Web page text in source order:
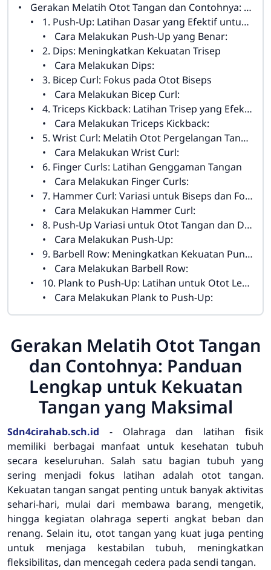
Gerakan Melatih Otot Tangan dan Contohnya: Panduan Lengkap untuk Kekuatan Tangan yang Maksimal
1. Push-Up: Latihan Dasar yang Efektif untuk Otot Tangan
Cara Melakukan Push-Up yang Benar:
2. Dips: Meningkatkan Kekuatan Trisep
Cara Melakukan Dips:
3. Bicep Curl: Fokus pada Otot Biseps
Cara Melakukan Bicep Curl:
4. Triceps Kickback: Latihan Trisep yang Efektif
Cara Melakukan Triceps Kickback:
5. Wrist Curl: Melatih Otot Pergelangan Tangan
Cara Melakukan Wrist Curl:
6. Finger Curls: Latihan Genggaman Tangan
Cara Melakukan Finger Curls:
7. Hammer Curl: Variasi untuk Biseps dan Forearm
Cara Melakukan Hammer Curl:
8. Push-Up Variasi untuk Otot Tangan dan Dada
Cara Melakukan Push-Up:
9. Barbell Row: Meningkatkan Kekuatan Punggung dan Tangan
Cara Melakukan Barbell Row:
10. Plank to Push-Up: Latihan untuk Otot Lengan dan Inti
Cara Melakukan Plank to Push-Up:
Gerakan Melatih Otot Tangan
dan Contohnya: Panduan
Lengkap untuk Kekuatan
Tangan yang Maksimal
Sdn4cirahab.sch.id - Olahraga dan latihan fisik
memiliki berbagai manfaat untuk kesehatan tubuh
secara keseluruhan. Salah satu bagian tubuh yang
sering menjadi fokus latihan adalah otot tangan.
Kekuatan tangan sangat penting untuk banyak aktivitas
sehari-hari, mulai dari membawa barang, mengetik,
hingga kegiatan olahraga seperti angkat beban dan
renang. Selain itu, otot tangan yang kuat juga penting
untuk menjaga kestabilan tubuh, meningkatkan
fleksibilitas, dan mencegah cedera pada sendi tangan.